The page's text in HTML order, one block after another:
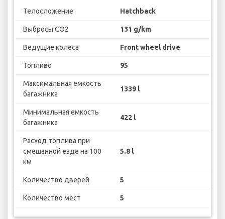
Телосложение Hatchback
Выбросы CO2 131 g/km
Ведущие колеса Front wheel drive
Топливо 95
Максимальная емкость
багажника
1339 l
Минимальная емкость
багажника
422 l
Расход топлива при
смешанной езде на 100
км
5.8 l
Количество дверей 5
Количество мест 5